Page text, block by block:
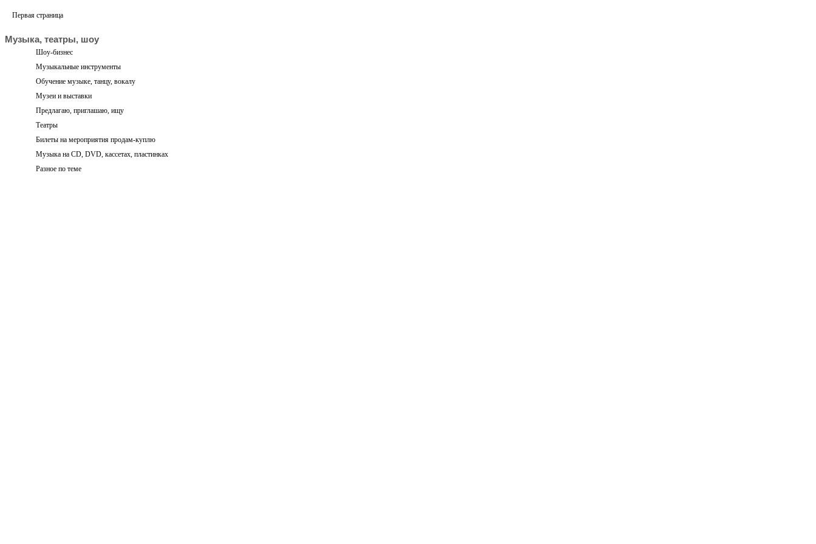
Первая страница
Музыка, театры, шоу
Шоу-бизнес
Музыкальные инструменты
Обучение музыке, танцу, вокалу
Музеи и выставки
Предлагаю, приглашаю, ищу
Театры
Билеты на мероприятия продам-куплю
Музыка на CD, DVD, кассетах, пластинках
Разное по теме